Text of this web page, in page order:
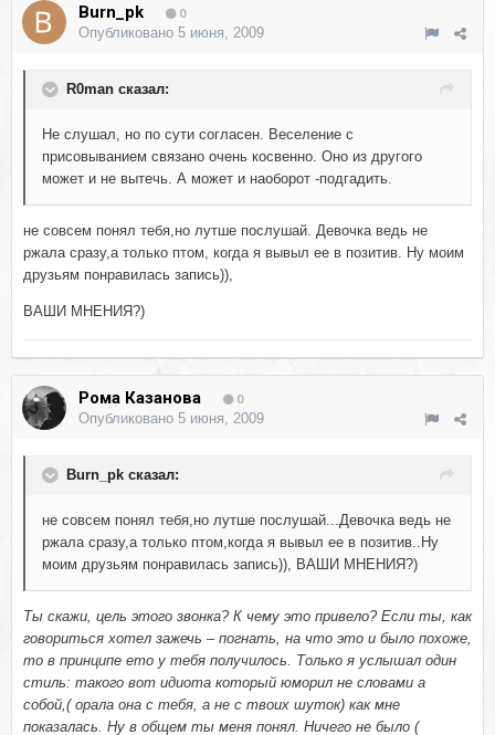
Burn_pk 0
Опубликовано 5 июня, 2009
R0man сказал:
Не слушал, но по сути согласен. Веселение с
присовыванием связано очень косвенно. Оно из другого
может и не вытечь. А может и наоборот -подгадить.
не совсем понял тебя,но лутше послушай. Девочка ведь не
ржала сразу,а только птом, когда я вывыл ее в позитив. Ну моим
друзьям понравилась запись)),
ВАШИ МНЕНИЯ?)
Рома Казанова 0
Опубликовано 5 июня, 2009
Burn_pk сказал:
не совсем понял тебя,но лутше послушай...Девочка ведь не
ржала сразу,а только птом,когда я вывыл ее в позитив..Ну
моим друзьям понравилась запись)), ВАШИ МНЕНИЯ?)
Ты скажи, цель этого звонка? К чему это привело? Если ты, как
говориться хотел зажечь – погнать, на что это и было похоже,
то в принципе eто у тебя получилось. Только я услышал один
стиль: такого вот идиота который юморил не словами а
собой,( орала она с тебя, а не с твоих шуток) как мне
показалась. Ну в общем ты меня понял. Ничего не было (